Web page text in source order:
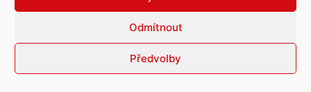
Odmítnout
Předvolby
Informace o zpracování osobních údajů